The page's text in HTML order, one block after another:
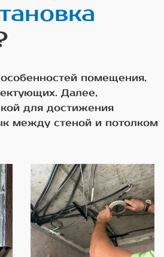
помещения,
Далее,
для достижения
между стеной и потолком